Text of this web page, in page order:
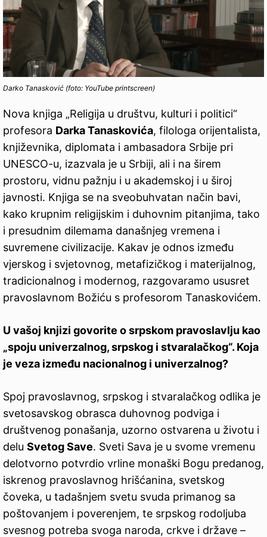
Darko Tanasković (foto: YouTube printscreen)
Nova knjiga „Religija u društvu, kulturi i politici“
profesora Darka Tanaskovića, filologa orijentalista,
književnika, diplomata i ambasadora Srbije pri
UNESCO-u, izazvala je u Srbiji, ali i na širem
prostoru, vidnu pažnju i u akademskoj i u široj
javnosti. Knjiga se na sveobuhvatan način bavi,
kako krupnim religijskim i duhovnim pitanjima, tako
i presudnim dilemama današnjeg vremena i
suvremene civilizacije. Kakav je odnos između
vjerskog i svjetovnog, metafizičkog i materijalnog,
tradicionalnog i modernog, razgovaramo ususret
pravoslavnom Božiću s profesorom Tanaskovićem.
U vašoj knjizi govorite o srpskom pravoslavlju kao
„spoju univerzalnog, srpskog i stvaralačkog“. Koja
je veza između nacionalnog i univerzalnog?
Spoj pravoslavnog, srpskog i stvaralačkog odlika je
svetosavskog obrasca duhovnog podviga i
društvenog ponašanja, uzorno ostvarena u životu i
delu Svetog Save. Sveti Sava je u svome vremenu
delotvorno potvrdio vrline monaški Bogu predanog,
iskrenog pravoslavnog hrišćanina, svetskog
čoveka, u tadašnjem svetu svuda primanog sa
poštovanjem i poverenjem, te srpskog rodoljuba
svesnog potreba svoga naroda, crkve i države –